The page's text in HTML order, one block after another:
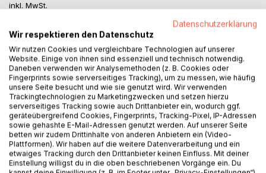
inkl. MwSt.
IN DEN WARENKORB
Auf die Merkliste
Titel bewerten
Datenschutzerklärung
Wir respektieren den Datenschutz
Wir nutzen Cookies und vergleichbare Technologien auf unserer
Website. Einige von ihnen sind essenziell und technisch notwendig.
Daneben verwenden wir Analysemethoden (z. B. Cookies oder
Fingerprints sowie serverseitiges Tracking), um zu messen, wie häufig
unsere Seite besucht und wie sie genutzt wird. Wir verwenden
Trackingtechnologien zu Marketingzwecken und setzen hierzu
serverseitiges Tracking sowie auch Drittanbieter ein, wodurch ggf.
geräteübergreifend Cookies, Fingerprints, Tracking-Pixel, IP-Adressen
sowie gehashte E-Mail-Adressen genutzt werden. Auf unserer Seite
betten wir zudem Drittinhalte von anderen Anbietern ein (Video-
Plattformen). Wir haben auf die weitere Datenverarbeitung und ein
etwaiges Tracking durch den Drittanbieter keinen Einfluss. Mit deiner
Einstellung willigst du in die oben beschriebenen Vorgänge ein. Du